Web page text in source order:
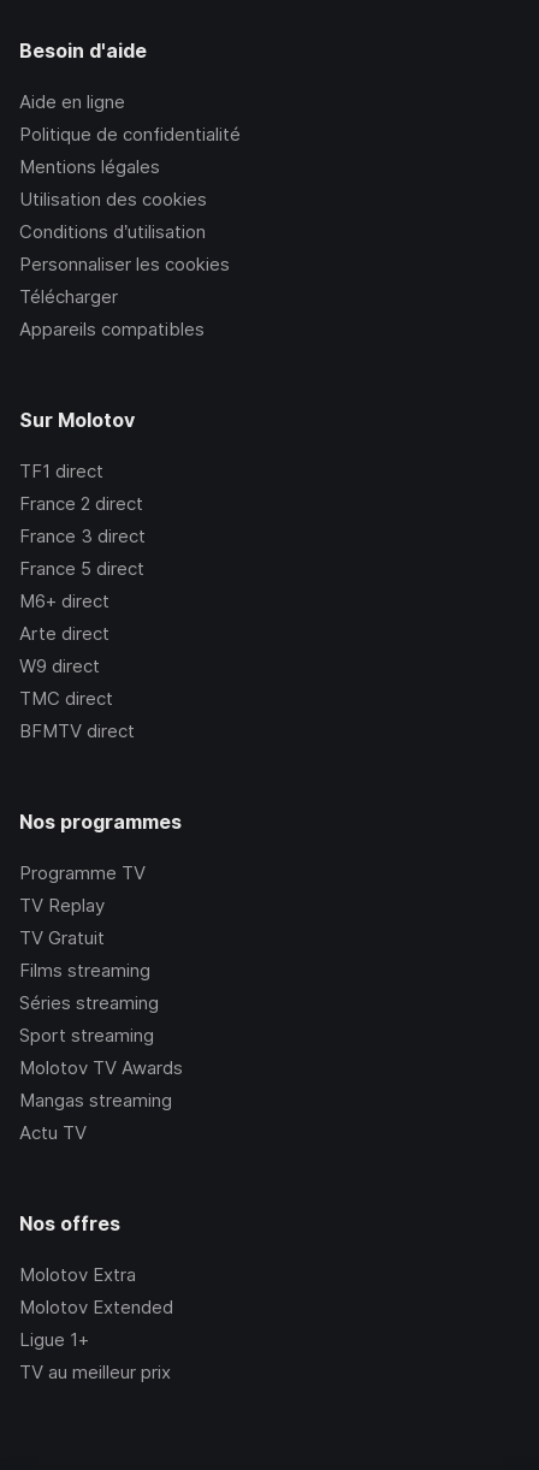
Besoin d'aide
Aide en ligne
Politique de confidentialité
Mentions légales
Utilisation des cookies
Conditions d’utilisation
Personnaliser les cookies
Télécharger
Appareils compatibles
Sur Molotov
TF1 direct
France 2 direct
France 3 direct
France 5 direct
M6+ direct
Arte direct
W9 direct
TMC direct
BFMTV direct
Nos programmes
Programme TV
TV Replay
TV Gratuit
Films streaming
Séries streaming
Sport streaming
Molotov TV Awards
Mangas streaming
Actu TV
Nos offres
Molotov Extra
Molotov Extended
Ligue 1+
TV au meilleur prix